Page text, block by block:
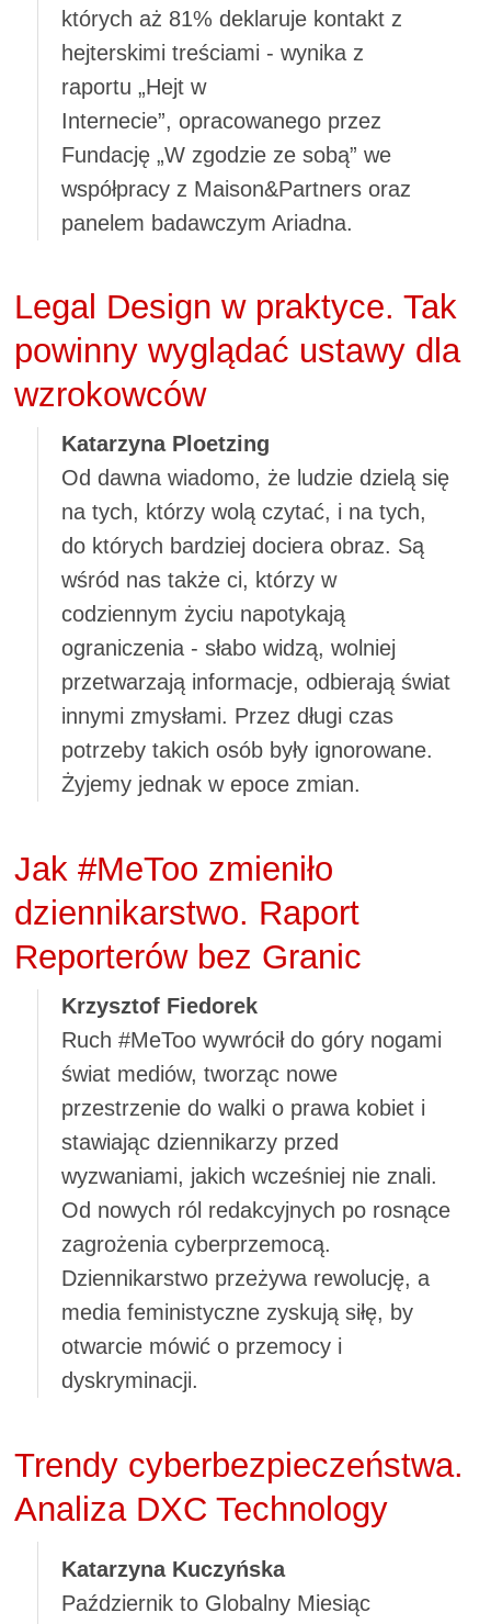
których aż 81% deklaruje kontakt z
hejterskimi treściami - wynika z
raportu „Hejt w
Internecie”, opracowanego przez
Fundację „W zgodzie ze sobą” we
współpracy z Maison&Partners oraz
panelem badawczym Ariadna.
Legal Design w praktyce. Tak
powinny wyglądać ustawy dla
wzrokowców
Katarzyna Ploetzing
Od dawna wiadomo, że ludzie dzielą się
na tych, którzy wolą czytać, i na tych,
do których bardziej dociera obraz. Są
wśród nas także ci, którzy w
codziennym życiu napotykają
ograniczenia - słabo widzą, wolniej
przetwarzają informacje, odbierają świat
innymi zmysłami. Przez długi czas
potrzeby takich osób były ignorowane.
Żyjemy jednak w epoce zmian.
Jak #MeToo zmieniło
dziennikarstwo. Raport
Reporterów bez Granic
Krzysztof Fiedorek
Ruch #MeToo wywrócił do góry nogami
świat mediów, tworząc nowe
przestrzenie do walki o prawa kobiet i
stawiając dziennikarzy przed
wyzwaniami, jakich wcześniej nie znali.
Od nowych ról redakcyjnych po rosnące
zagrożenia cyberprzemocą.
Dziennikarstwo przeżywa rewolucję, a
media feministyczne zyskują siłę, by
otwarcie mówić o przemocy i
dyskryminacji.
Trendy cyberbezpieczeństwa.
Analiza DXC Technology
Katarzyna Kuczyńska
Październik to Globalny Miesiąc